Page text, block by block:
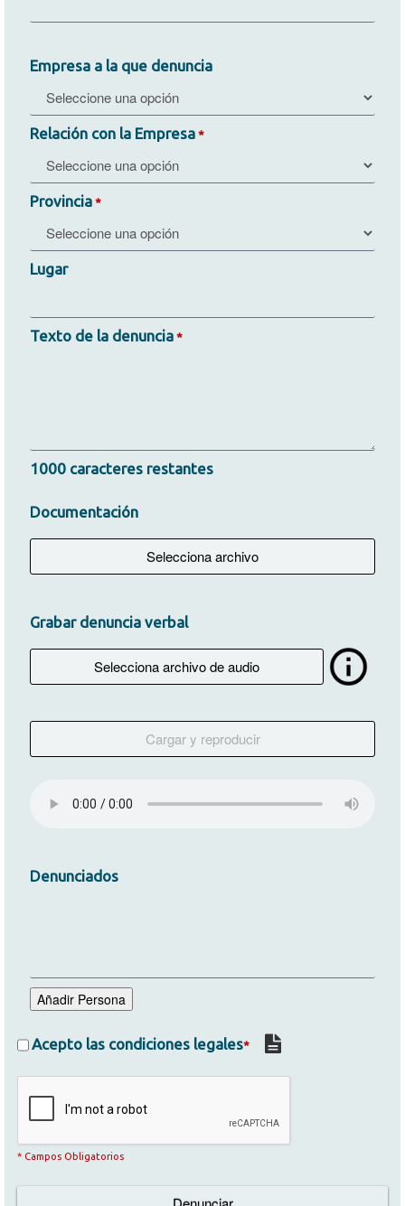
Empresa a la que denuncia
Relación con la Empresa*
Provincia*
Lugar
Texto de la denuncia*
1000 caracteres restantes
Documentación
Grabar denuncia verbal
Denunciados
Añadir Persona
Acepto las condiciones legales*
* Campos Obligatorios